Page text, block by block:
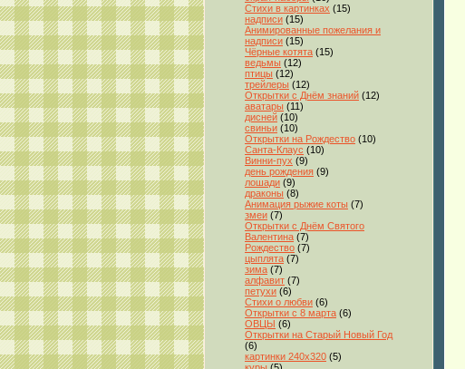
Стихи в картинках (15)
надписи (15)
Анимированные пожелания и
надписи (15)
Чёрные котята (15)
ведьмы (12)
птицы (12)
трейлеры (12)
Открытки с Днём знаний (12)
аватары (11)
дисней (10)
свиньи (10)
Открытки на Рождество (10)
Санта-Клаус (10)
Винни-пух (9)
день рождения (9)
лошади (9)
драконы (8)
Анимация рыжие коты (7)
змеи (7)
Открытки с Днём Святого
Валентина (7)
Рождество (7)
цыплята (7)
зима (7)
алфавит (7)
петухи (6)
Стихи о любви (6)
Открытки с 8 марта (6)
ОВЦЫ (6)
Открытки на Старый Новый Год
(6)
картинки 240x320 (5)